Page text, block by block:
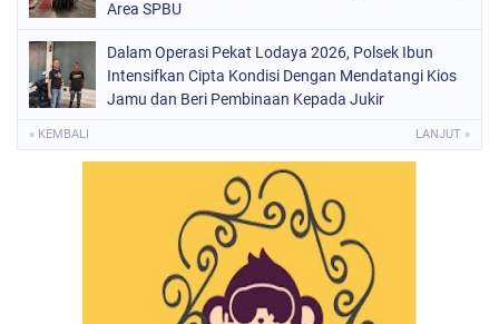
Area SPBU
Dalam Operasi Pekat Lodaya 2026, Polsek Ibun
Intensifkan Cipta Kondisi Dengan Mendatangi Kios
Jamu dan Beri Pembinaan Kepada Jukir
« KEMBALI LANJUT »